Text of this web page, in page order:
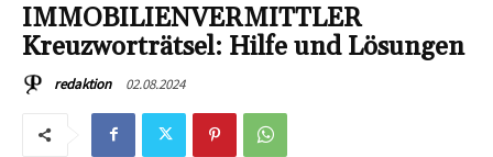
IMMOBILIENVERMITTLER
Kreuzworträtsel: Hilfe und Lösungen
redaktion 02.08.2024